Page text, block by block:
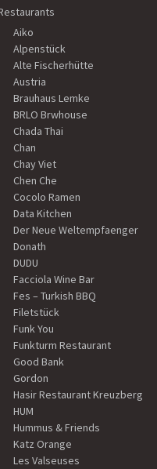
Aiko
Alpenstück
Alte Fischerhütte
Austria
Brauhaus Lemke
BRLO Brwhouse
Chada Thai
Chan
Chay Viet
Chen Che
Cocolo Ramen
Data Kitchen
Der Neue Weltempfaenger
Donath
DUDU
Facciola Wine Bar
Fes – Turkish BBQ
Filetstück
Funk You
Funkturm Restaurant
Good Bank
Gordon
Hasir Restaurant Kreuzberg
HUM
Hummus & Friends
Katz Orange
Les Valseuses